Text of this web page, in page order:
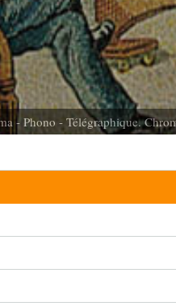
- Phono - Télégraphique.